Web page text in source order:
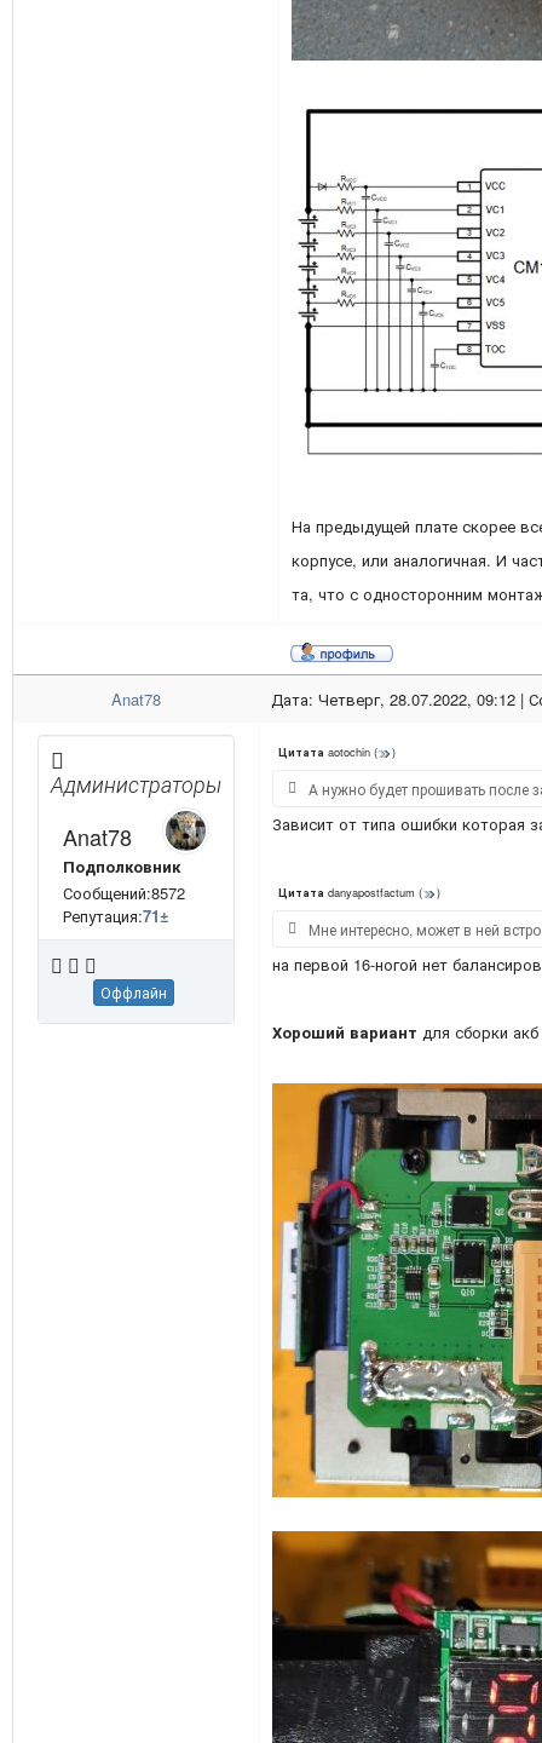
На предыдущей плате скорее
корпусе, или аналогичная. И
та, что с односторонним
Anat78 Дата: Четверг, 28.07.2022, 09:12 |
Администраторы
Anat78
Подполковник
Сообщений:8572
Репутация:71±
Оффлайн
Цитата aotochin ( )
А нужно будет прошивать после
Зависит от типа ошибки которая
Цитата danyapostfactum ( )
Мне интересно, может в ней
на первой 16-ногой нет
Хороший вариант для сборки